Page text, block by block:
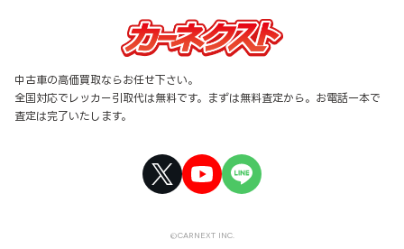
中古車の高価買取ならお任せ下さい。
全国対応でレッカー引取代は無料です。まずは無料査定から。お電話一本で
査定は完了いたします。
©CARNEXT INC.